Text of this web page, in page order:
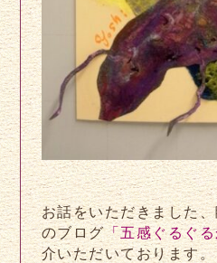
お話をいただきました
のブログ「五感ぐるぐ
介いただいております。